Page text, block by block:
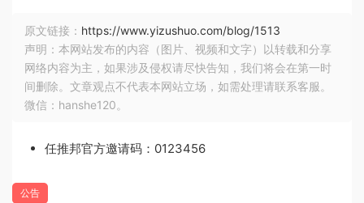
原文链接： https://www.yizushuo.com/blog/1513
声明：本网站发布的内容（图片、视频和文字）以转载和分享
网络内容为主，如果涉及侵权请尽快告知，我们将会在第一时
间删除。文章观点不代表本网站立场，如需处理请联系客服。
微信：hanshe120。
任推邦官方邀请码：0123456
公告